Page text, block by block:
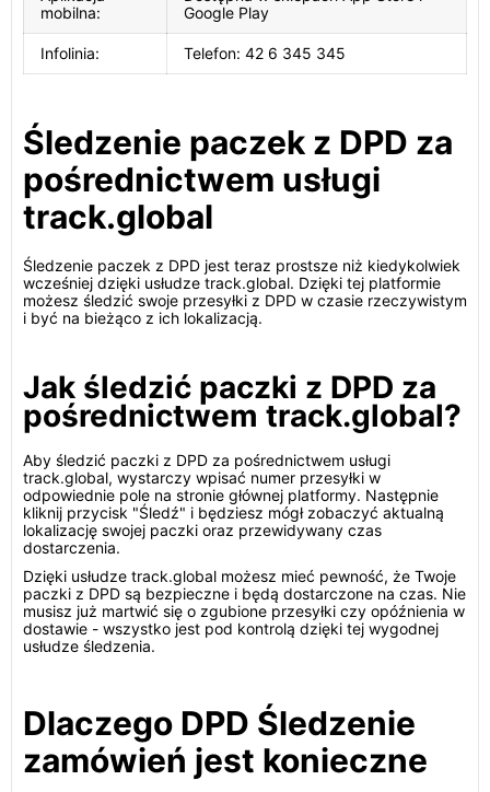
mobilna:
Google Play
Infolinia: Telefon: 42 6 345 345
Śledzenie paczek z DPD za
pośrednictwem usługi
track.global
Śledzenie paczek z DPD jest teraz prostsze niż kiedykolwiek
wcześniej dzięki usłudze track.global. Dzięki tej platformie
możesz śledzić swoje przesyłki z DPD w czasie rzeczywistym
i być na bieżąco z ich lokalizacją.
Jak śledzić paczki z DPD za
pośrednictwem track.global?
Aby śledzić paczki z DPD za pośrednictwem usługi
track.global, wystarczy wpisać numer przesyłki w
odpowiednie pole na stronie głównej platformy. Następnie
kliknij przycisk "Śledź" i będziesz mógł zobaczyć aktualną
lokalizację swojej paczki oraz przewidywany czas
dostarczenia.
Dzięki usłudze track.global możesz mieć pewność, że Twoje
paczki z DPD są bezpieczne i będą dostarczone na czas. Nie
musisz już martwić się o zgubione przesyłki czy opóźnienia w
dostawie - wszystko jest pod kontrolą dzięki tej wygodnej
usłudze śledzenia.
Dlaczego DPD Śledzenie
zamówień jest konieczne